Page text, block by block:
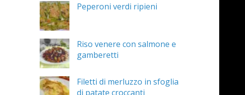
Peperoni verdi ripieni
Riso venere con salmone e
gamberetti
Filetti di merluzzo in sfoglia
di patate croccanti